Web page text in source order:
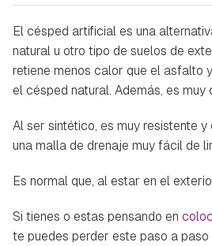
El césped artificial es una
natural u otro tipo de suelos de
retiene menos calor que el asfalto
el césped natural. Además, es muy
Al ser sintético, es muy resistente
una malla de drenaje muy fácil de
Es normal que, al estar en el
Si tienes o estas pensando en
te puedes perder este paso a paso